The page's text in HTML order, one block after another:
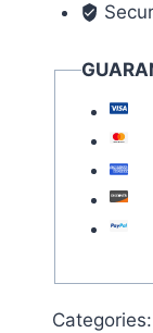
Categories: